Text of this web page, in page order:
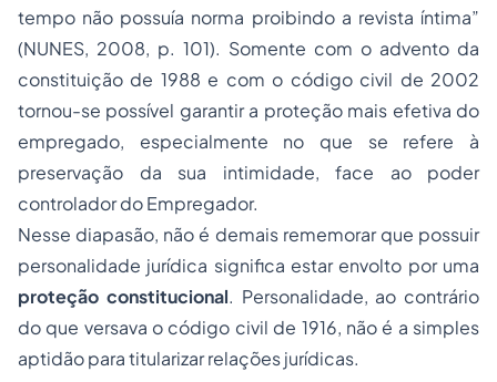
tempo não possuía norma proibindo a revista íntima”
(NUNES, 2008, p. 101). Somente com o advento da
constituição de 1988 e com o código civil de 2002
tornou-se possível garantir a proteção mais efetiva do
empregado, especialmente no que se refere à
preservação da sua intimidade, face ao poder
controlador do Empregador.
Nesse diapasão, não é demais rememorar que possuir
personalidade jurídica significa estar envolto por uma
proteção constitucional. Personalidade, ao contrário
do que versava o código civil de 1916, não é a simples
aptidão para titularizar relações jurídicas.